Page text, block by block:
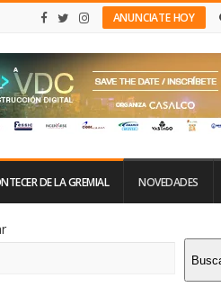
ANUNCIATE HOY
DE LA GREMIAL NOVEDADES